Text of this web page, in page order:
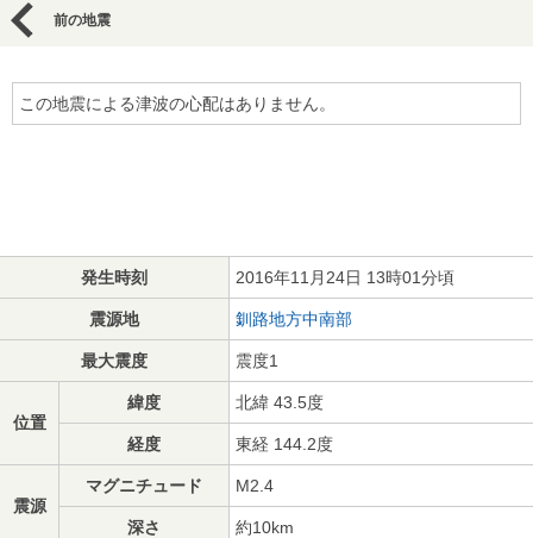
前の地震
この地震による津波の心配はありません。
発生時刻 2016年11月24日 13時01分頃
震源地 釧路地方中南部
最大震度 震度1
位置
緯度 北緯 43.5度
経度 東経 144.2度
震源
マグニチュード M2.4
深さ 約10km